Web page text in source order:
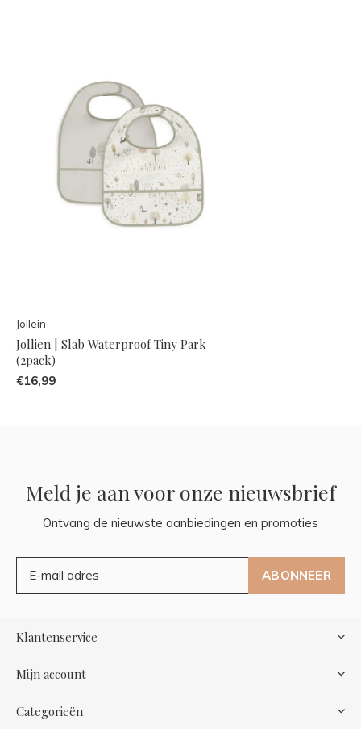
Jollein
Jollien | Slab Waterproof Tiny Park
(2pack)
€16,99
Meld je aan voor onze nieuwsbrief
Ontvang de nieuwste aanbiedingen en promoties
ABONNEER
Klantenservice
Mijn account
Categorieën